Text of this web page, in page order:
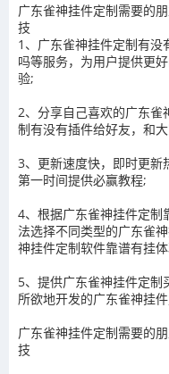
广东雀神挂件定制需要的
技
1、广东雀神挂件定制有
吗等服务，为用户提供更
验;
2、分享自己喜欢的广东雀
制有没有插件给好友，和
3、更新速度快，即时更新
第一时间提供必赢教程;
4、根据广东雀神挂件定制
法选择不同类型的广东雀
神挂件定制软件靠谱有挂
5、提供广东雀神挂件定
所欲地开发的广东雀神挂件
广东雀神挂件定制需要的
技